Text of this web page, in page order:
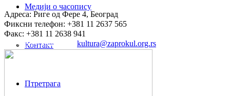
Медији о часопису
Контакт
Птретрага
Адреса: Риге од Фере 4, Београд
Фиксни телефон: +381 11 2637 565
Факс: +381 11 2638 941
Електронска пошта:
kultura@zaprokul.org.rs